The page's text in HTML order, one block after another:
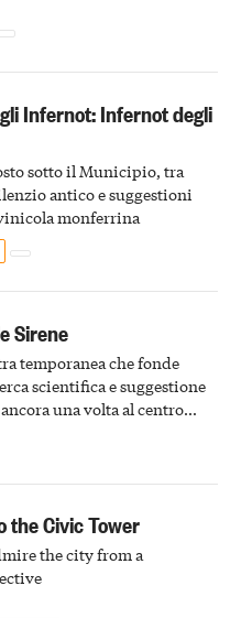
Infernot: Infernot degli
sotto il Municipio, tra
antico e suggestioni
monferrina
Sirene
temporanea che fonde
scientifica e suggestione
una volta al centro
del passato astigiano
the Civic Tower
the city from a